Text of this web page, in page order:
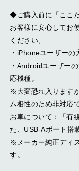
◆ご購入前に「ここ
お客様に安心してお
ください。
・iPhoneユーザーの
・Androidユーザー
応機種。
※大変恐れ入ります
ム相性のため非対応
お車について：「有
た、USB-Aポート搭
※メーカー純正ディ
す。